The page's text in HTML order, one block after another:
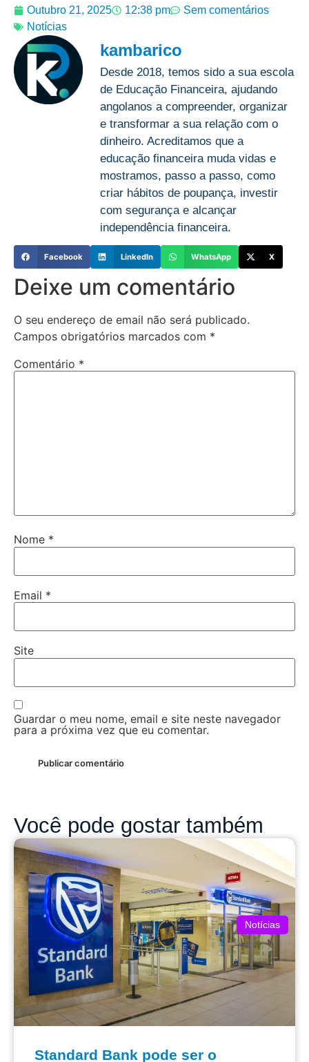
Outubro 21, 2025 12:38 pm
Sem comentários
Notícias
kambarico
Desde 2018, temos sido a sua escola
de Educação Financeira, ajudando
angolanos a compreender, organizar
e transformar a sua relação com o
dinheiro. Acreditamos que a
educação financeira muda vidas e
mostramos, passo a passo, como
criar hábitos de poupança, investir
com segurança e alcançar
independência financeira.
Facebook LinkedIn WhatsApp X
Deixe um comentário
O seu endereço de email não será publicado.
Campos obrigatórios marcados com *
Comentário *
Nome *
Email *
Site
Guardar o meu nome, email e site neste navegador
para a próxima vez que eu comentar.
Você pode gostar também
Notícias
Standard Bank pode ser o